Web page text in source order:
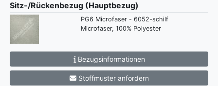
Sitz-/Rückenbezug (Hauptbezug)
PG6 Microfaser - 6052-schilf
Microfaser, 100% Polyester
Bezugsinformationen
Stoffmuster anfordern